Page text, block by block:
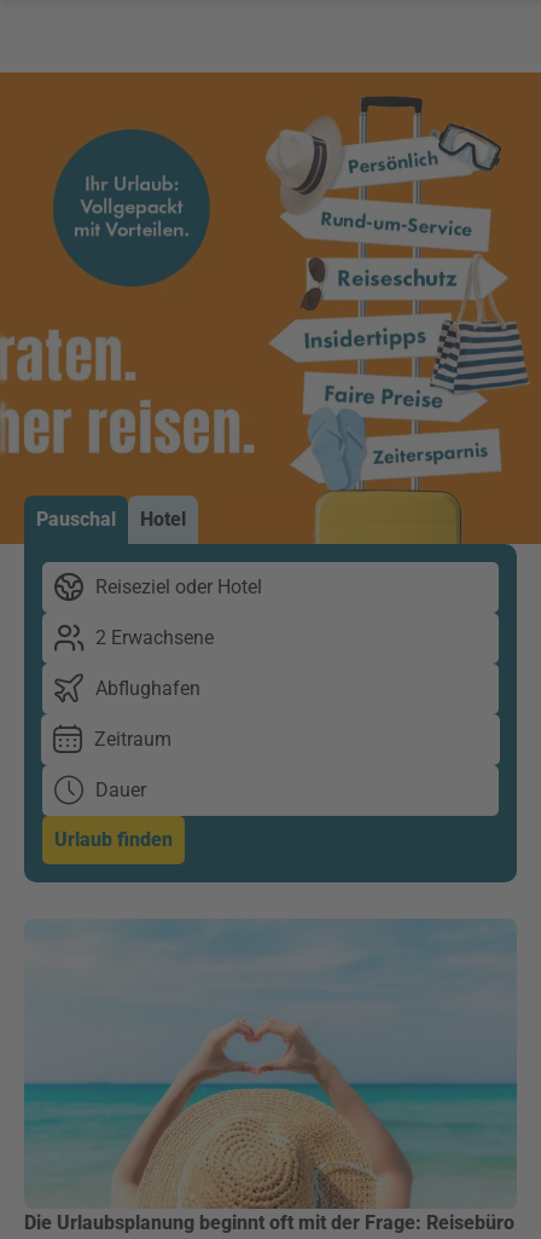
Pauschal Hotel
Reiseziel oder Hotel
2 Erwachsene
Abflughafen
Zeitraum
Dauer
Urlaub finden
Die Urlaubsplanung beginnt oft mit der Frage: Reisebüro